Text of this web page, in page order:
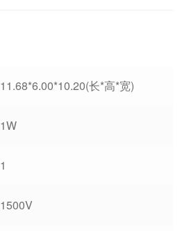
11.68*6.00*10.20(长*高*宽)
1W
1
1500V